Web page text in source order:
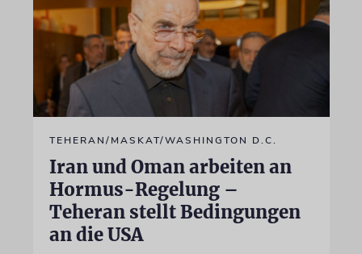
TEHERAN/MASKAT/WASHINGTON D.C.
Iran und Oman arbeiten an
Hormus-Regelung –
Teheran stellt Bedingungen
an die USA